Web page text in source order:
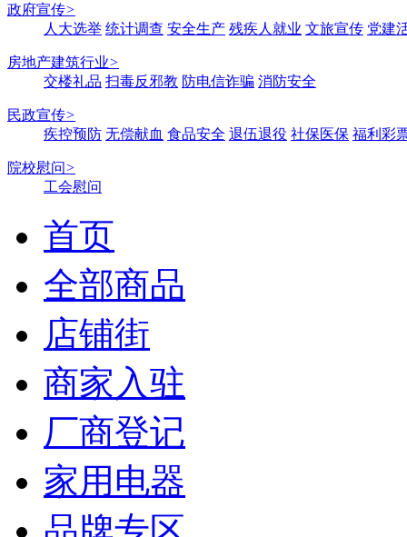
政府宣传>
人大选举 统计调查 安全生产 残疾人就业 文旅宣传 党建
房地产建筑行业>
交楼礼品 扫毒反邪教 防电信诈骗 消防安全
民政宣传>
疾控预防 无偿献血 食品安全 退伍退役 社保医保 福利彩
院校慰问>
工会慰问
首页
全部商品
店铺街
商家入驻
厂商登记
家用电器